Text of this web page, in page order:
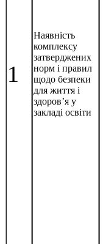
1
Наявність
комплексу
затверджених
норм і правил
щодо безпеки
для життя і
здоров’я у
закладі освіти